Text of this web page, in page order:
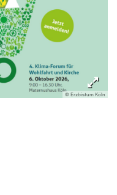
© Erzbistum Köln